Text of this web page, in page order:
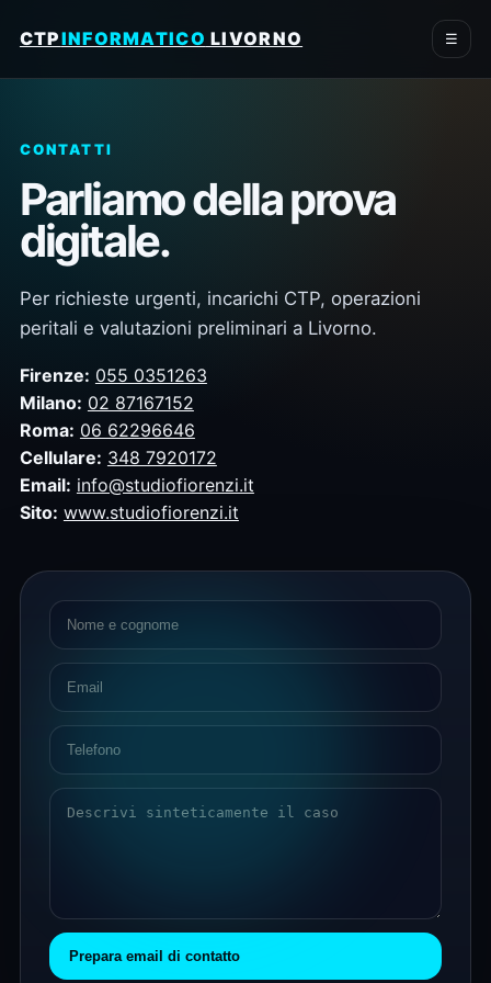
CTPINFORMATICO LIVORNO ☰
CONTATTI
Parliamo della prova
digitale.
Per richieste urgenti, incarichi CTP, operazioni
peritali e valutazioni preliminari a Livorno.
Firenze: 055 0351263
Milano: 02 87167152
Roma: 06 62296646
Cellulare: 348 7920172
Email: info@studiofiorenzi.it
Sito: www.studiofiorenzi.it
Prepara email di contatto